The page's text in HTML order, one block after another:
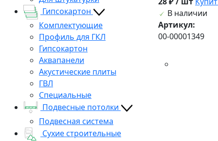
Гипсокартон
Комплектующие
Профиль для ГКЛ
Гипсокартон
Аквапанели
Акустические плиты
ГВЛ
Специальные
Подвесные потолки
Подвесная система
Сухие строительные
В наличии
Артикул:
00-00001349